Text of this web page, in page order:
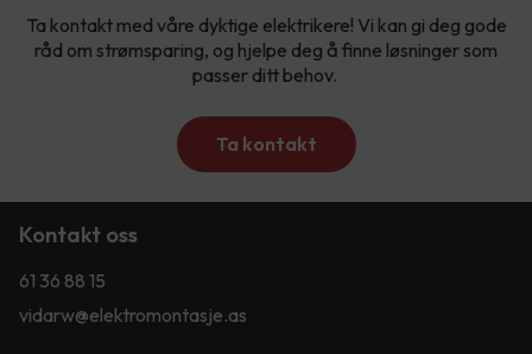
Ta kontakt med våre dyktige elektrikere! Vi kan gi deg gode
råd om strømsparing, og hjelpe deg å finne løsninger som
passer ditt behov.
Ta kontakt
Kontakt oss
61 36 88 15
vidarw@elektromontasje.as